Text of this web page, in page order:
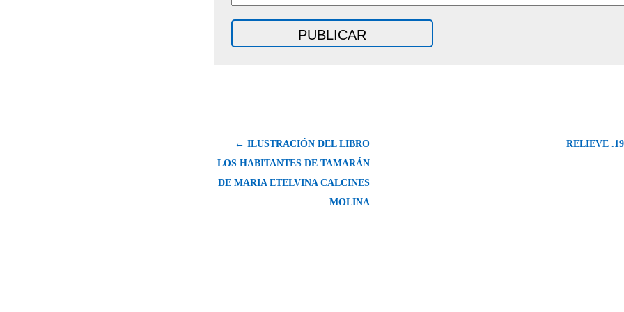
← ILUSTRACIÓN DEL LIBRO
LOS HABITANTES DE TAMARÁN
DE MARIA ETELVINA CALCINES
MOLINA
RELIEVE